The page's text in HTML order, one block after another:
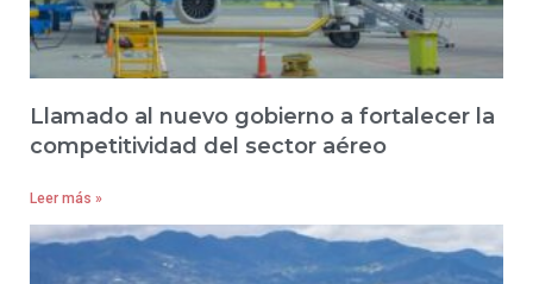
Llamado al nuevo gobierno a fortalecer la
competitividad del sector aéreo
Leer más »